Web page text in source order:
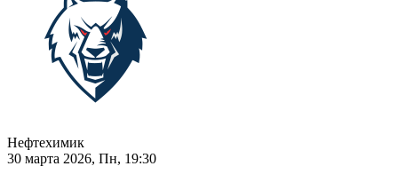
Нефтехимик
30 марта 2026, Пн, 19:30